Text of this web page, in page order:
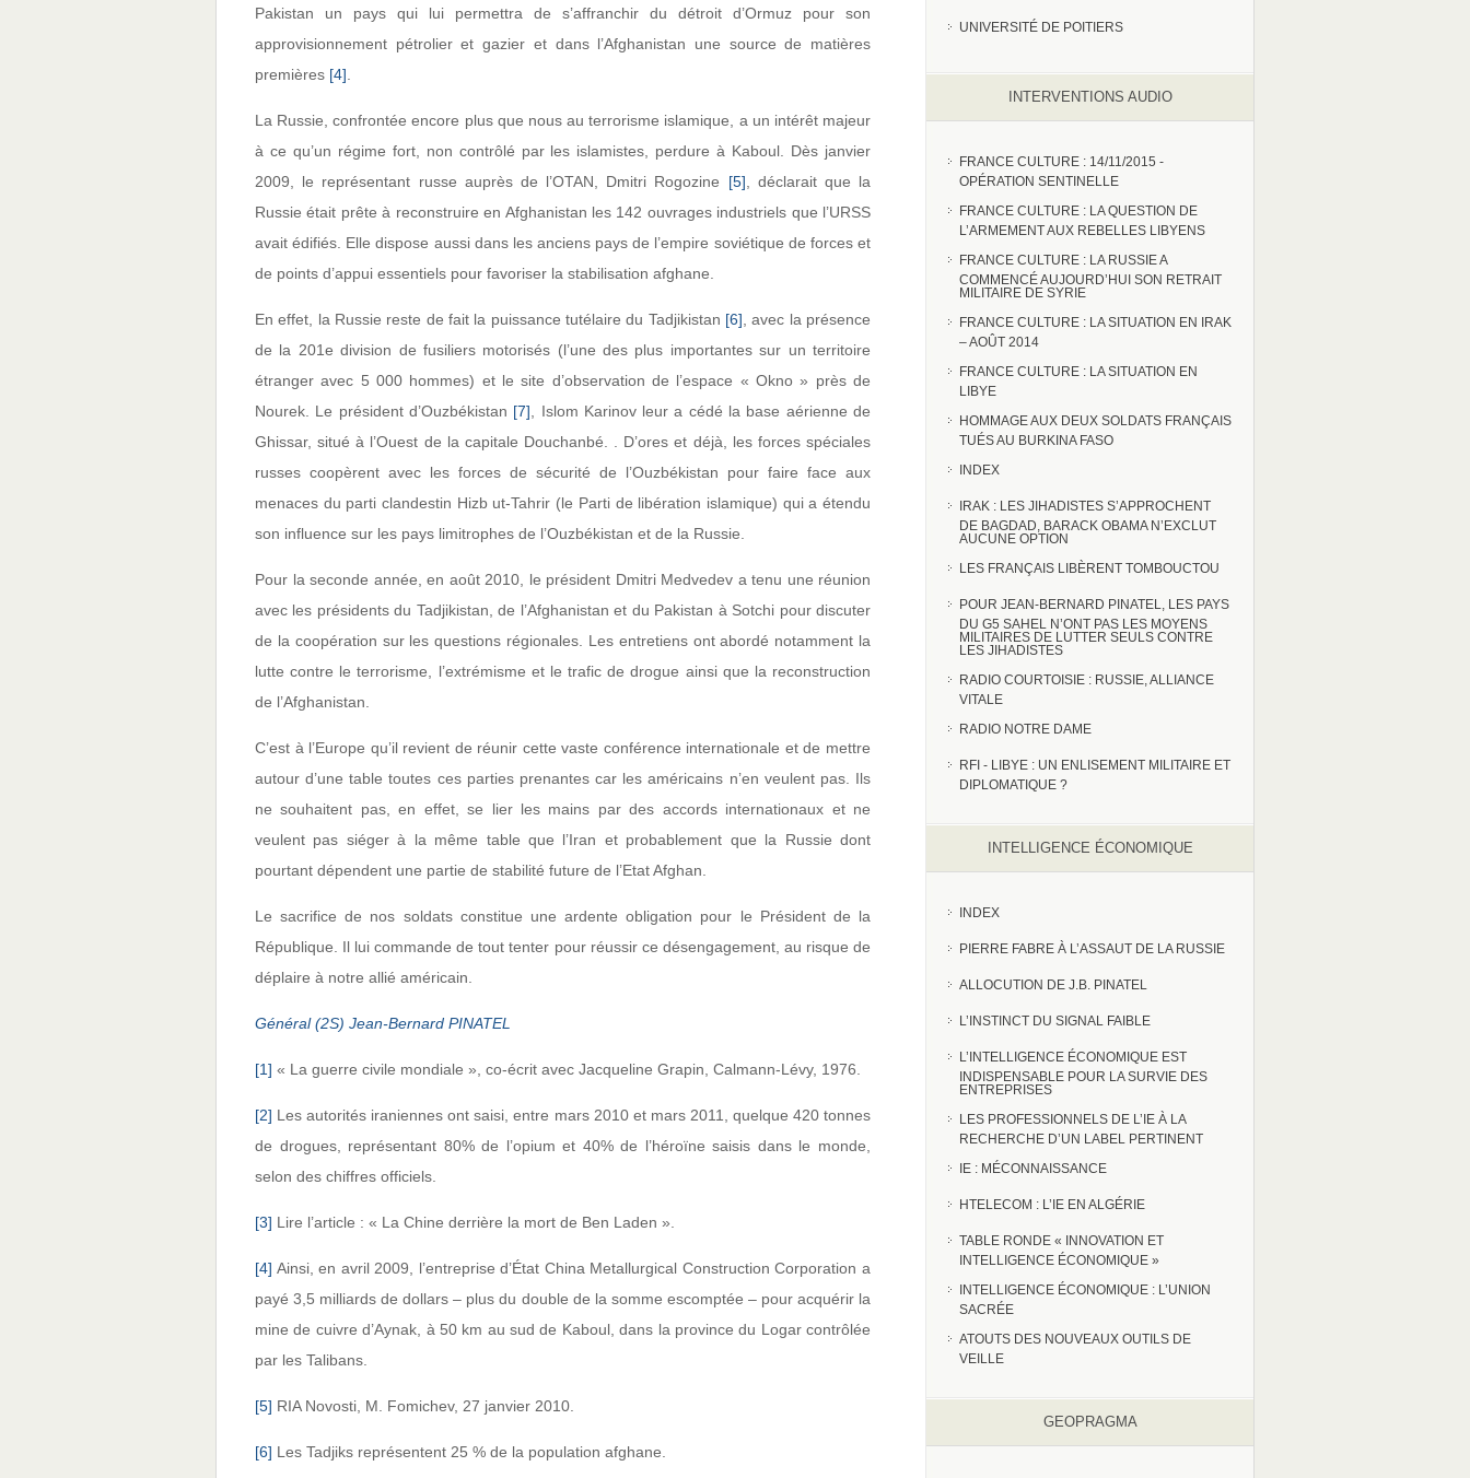
Pakistan un pays qui lui permettra de s’affranchir du détroit d’Ormuz pour son
approvisionnement pétrolier et gazier et dans l’Afghanistan une source de matières
premières [4]
La Russie, confrontée encore plus que nous au terrorisme islamique, a un intérêt majeur
à ce qu’un régime fort, non contrôlé par les islamistes, perdure à Kaboul. Dès janvier
2009, le représentant russe auprès de l’OTAN, Dmitri Rogozine [5] , déclarait que la
Russie était prête à reconstruire en Afghanistan les 142 ouvrages industriels que l’URSS
avait édifiés. Elle dispose aussi dans les anciens pays de l’empire soviétique de forces et
de points d’appui essentiels pour favoriser la stabilisation afghane.
En effet, la Russie reste de fait la puissance tutélaire du Tadjikistan [6] , avec la présence
de la 201e division de fusiliers motorisés (l’une des plus importantes sur un territoire
étranger avec 5 000 hommes) et le site d’observation de l’espace « Okno » près de
Nourek. Le président d’Ouzbékistan [7] , Islom Karinov leur a cédé la base aérienne de
Ghissar, situé à l’Ouest de la capitale Douchanbé. . D’ores et déjà, les forces spéciales
russes coopèrent avec les forces de sécurité de l’Ouzbékistan pour faire face aux
menaces du parti clandestin Hizb ut-Tahrir (le Parti de libération islamique) qui a étendu
son influence sur les pays limitrophes de l’Ouzbékistan et de la Russie.
Pour la seconde année, en août 2010, le président Dmitri Medvedev a tenu une réunion
avec les présidents du Tadjikistan, de l’Afghanistan et du Pakistan à Sotchi pour discuter
de la coopération sur les questions régionales. Les entretiens ont abordé notamment la
lutte contre le terrorisme, l’extrémisme et le trafic de drogue ainsi que la reconstruction
de l’Afghanistan.
C’est à l’Europe qu’il revient de réunir cette vaste conférence internationale et de mettre
autour d’une table toutes ces parties prenantes car les américains n’en veulent pas. Ils
ne souhaitent pas, en effet, se lier les mains par des accords internationaux et ne
veulent pas siéger à la même table que l’Iran et probablement que la Russie dont
pourtant dépendent une partie de stabilité future de l’Etat Afghan.
Le sacrifice de nos soldats constitue une ardente obligation pour le Président de la
République. Il lui commande de tout tenter pour réussir ce désengagement, au risque de
déplaire à notre allié américain.
Général (2S) Jean-Bernard PINATEL
[1] « La guerre civile mondiale », co-écrit avec Jacqueline Grapin, Calmann-Lévy, 1976.
[2] Les autorités iraniennes ont saisi, entre mars 2010 et mars 2011, quelque 420 tonnes
de drogues, représentant 80% de l’opium et 40% de l’héroïne saisis dans le monde,
selon des chiffres officiels.
[3] Lire l’article : « La Chine derrière la mort de Ben Laden ».
[4] Ainsi, en avril 2009, l’entreprise d’État China Metallurgical Construction Corporation a
payé 3,5 milliards de dollars – plus du double de la somme escomptée – pour acquérir la
mine de cuivre d’Aynak, à 50 km au sud de Kaboul, dans la province du Logar contrôlée
par les Talibans.
[5] RIA Novosti, M. Fomichev, 27 janvier 2010.
[6] Les Tadjiks représentent 25 % de la population afghane.
UNIVERSITÉ DE POITIERS
INTERVENTIONS AUDIO
FRANCE CULTURE : 14/11/2015 -
OPÉRATION SENTINELLE
FRANCE CULTURE : LA QUESTION DE
L’ARMEMENT AUX REBELLES LIBYENS
FRANCE CULTURE : LA RUSSIE A
COMMENCÉ AUJOURD’HUI SON RETRAIT
MILITAIRE DE SYRIE
FRANCE CULTURE : LA SITUATION EN IRAK
– AOÛT 2014
FRANCE CULTURE : LA SITUATION EN
LIBYE
HOMMAGE AUX DEUX SOLDATS FRANÇAIS
TUÉS AU BURKINA FASO
INDEX
IRAK : LES JIHADISTES S’APPROCHENT
DE BAGDAD, BARACK OBAMA N’EXCLUT
AUCUNE OPTION
LES FRANÇAIS LIBÈRENT TOMBOUCTOU
POUR JEAN-BERNARD PINATEL, LES PAYS
DU G5 SAHEL N’ONT PAS LES MOYENS
MILITAIRES DE LUTTER SEULS CONTRE
LES JIHADISTES
RADIO COURTOISIE : RUSSIE, ALLIANCE
VITALE
RADIO NOTRE DAME
RFI - LIBYE : UN ENLISEMENT MILITAIRE ET
DIPLOMATIQUE ?
INTELLIGENCE ÉCONOMIQUE
INDEX
PIERRE FABRE À L’ASSAUT DE LA RUSSIE
ALLOCUTION DE J.B. PINATEL
L’INSTINCT DU SIGNAL FAIBLE
L’INTELLIGENCE ÉCONOMIQUE EST
INDISPENSABLE POUR LA SURVIE DES
ENTREPRISES
LES PROFESSIONNELS DE L’IE À LA
RECHERCHE D’UN LABEL PERTINENT
IE : MÉCONNAISSANCE
HTELECOM : L’IE EN ALGÉRIE
TABLE RONDE « INNOVATION ET
INTELLIGENCE ÉCONOMIQUE »
INTELLIGENCE ÉCONOMIQUE : L’UNION
SACRÉE
ATOUTS DES NOUVEAUX OUTILS DE
VEILLE
GEOPRAGMA